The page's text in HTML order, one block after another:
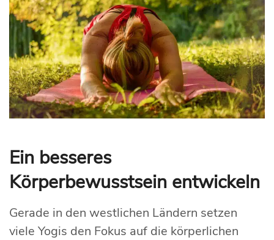
Ein besseres
Körperbewusstsein entwickeln
Gerade in den westlichen Ländern setzen
viele Yogis den Fokus auf die körperlichen